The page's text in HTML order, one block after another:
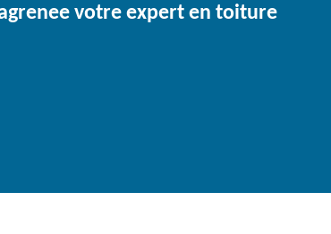
votre expert en toiture